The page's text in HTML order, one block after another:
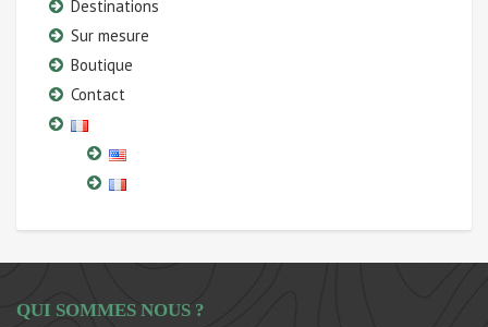
Destinations
Sur mesure
Boutique
Contact
QUI SOMMES NOUS ?